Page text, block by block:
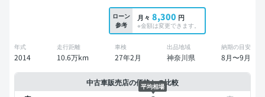
ローン
参考
月々 8,300 円
※金額は変更できます。
年式
2014
走行距離
10.6万km
車検
27年2月
出品地域
神奈川県
納期の目安
8月〜9月
中古車販売店の価格との比較
平均相場